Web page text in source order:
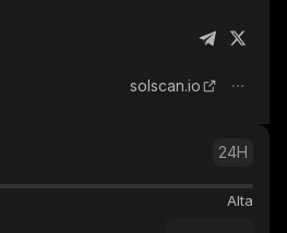
solscan.io
24H
Alta